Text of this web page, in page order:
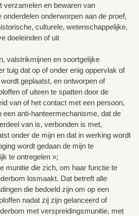
verzamelen en bewaren van
onderworpen aan de proef,
culturele, wetenschappelijke,
doeleinden of uit
valstrikmijnen en soortgelijke
tuig dat op of onder enig oppervlak of
geplaatst, en ontworpen of
of uiteen te spatten door de
van of het contact met een persoon,
een anti-hanteermechanisme, dat de
van is, verbonden is met,
onder de mijn en dat in werking wordt
wordt gedaan de mijn te
te ontregelen »;
munitie die zich, om haar functie te
losmaakt. Dat betreft alle
die bedoeld zijn om op een
nadat zij zijn gelanceerd of
met verspreidingsmunitie, met